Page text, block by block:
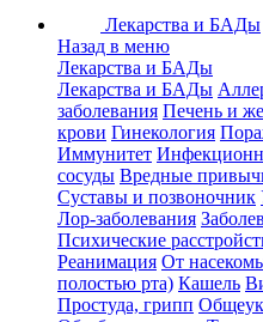
Лекарства и БАДы
Назад в меню
Лекарства и БАДы
Лекарства и БАДы
заболевания Печень и
крови Гинекология
Иммунитет
сосуды Вредные
Суставы и позвоночник
Лор-заболевания
Психические
Реанимация От
полостью рта) Кашель
Простуда, грипп